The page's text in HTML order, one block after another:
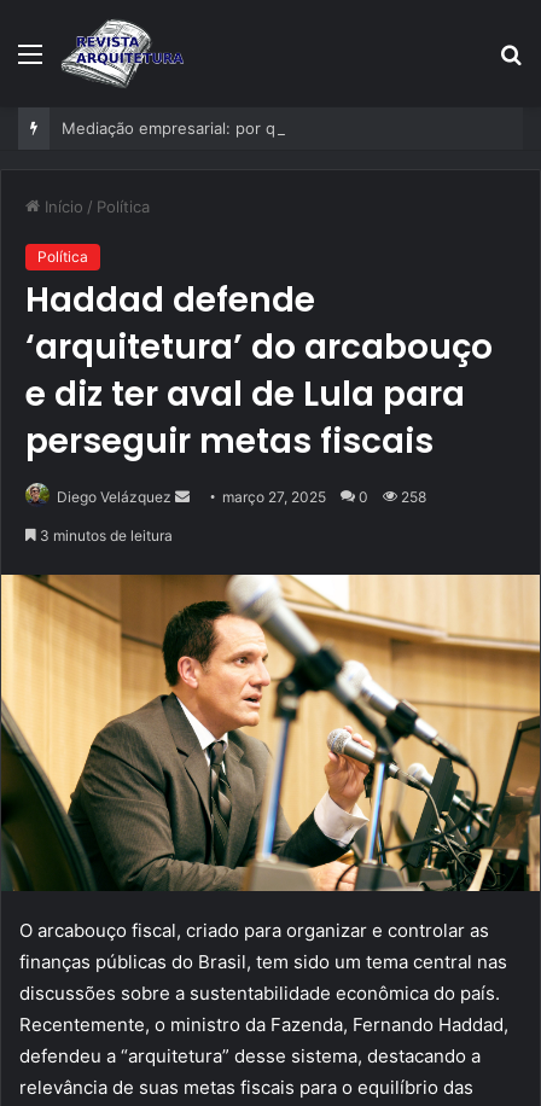
Menu
Início / Política
Política
Haddad defende
‘arquitetura’ do arcabouço
e diz ter aval de Lula para
perseguir metas fiscais
Diego Velázquez
Mandemarço 27, 2025 0 258
3 minutos de leitura
O arcabouço fiscal, criado para organizar e controlar as
finanças públicas do Brasil, tem sido um tema central nas
discussões sobre a sustentabilidade econômica do país.
Recentemente, o ministro da Fazenda, Fernando Haddad,
defendeu a “arquitetura” desse sistema, destacando a
relevância de suas metas fiscais para o equilíbrio das